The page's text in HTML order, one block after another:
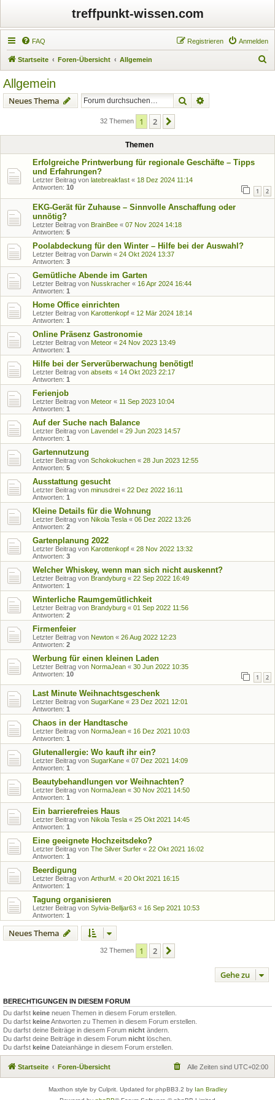
treffpunkt-wissen.com
FAQ Anmelden
Registrieren
Startseite Foren-Übersicht Allgemein
Allgemein
Neues Thema Suche
32 Themen 1 2
Themen
Erfolgreiche Printwerbung für regionale Geschäfte – Tipps
und Erfahrungen?
Letzter Beitrag von latebreakfast « 18 Dez 2024 11:14
Antworten: 10 1 2
EKG-Gerät für Zuhause – Sinnvolle Anschaffung oder
unnötig?
Letzter Beitrag von BrainBee « 07 Nov 2024 14:18
Antworten: 5
Poolabdeckung für den Winter – Hilfe bei der Auswahl?
Letzter Beitrag von Darwin « 24 Okt 2024 13:37
Antworten: 3
Gemütliche Abende im Garten
Letzter Beitrag von Nusskracher « 16 Apr 2024 16:44
Antworten: 1
Home Office einrichten
Letzter Beitrag von Karottenkopf « 12 Mär 2024 18:14
Antworten: 1
Online Präsenz Gastronomie
Letzter Beitrag von Meteor « 24 Nov 2023 13:49
Antworten: 1
Hilfe bei der Serverüberwachung benötigt!
Letzter Beitrag von abseits « 14 Okt 2023 22:17
Antworten: 1
Ferienjob
Letzter Beitrag von Meteor « 11 Sep 2023 10:04
Antworten: 1
Auf der Suche nach Balance
Letzter Beitrag von Lavendel « 29 Jun 2023 14:57
Antworten: 1
Gartennutzung
Letzter Beitrag von Schokokuchen « 28 Jun 2023 12:55
Antworten: 5
Ausstattung gesucht
Letzter Beitrag von minusdrei « 22 Dez 2022 16:11
Antworten: 1
Kleine Details für die Wohnung
Letzter Beitrag von Nikola Tesla « 06 Dez 2022 13:26
Antworten: 2
Gartenplanung 2022
Letzter Beitrag von Karottenkopf « 28 Nov 2022 13:32
Antworten: 3
Welcher Whiskey, wenn man sich nicht auskennt?
Letzter Beitrag von Brandyburg « 22 Sep 2022 16:49
Antworten: 1
Winterliche Raumgemütlichkeit
Letzter Beitrag von Brandyburg « 01 Sep 2022 11:56
Antworten: 2
Firmenfeier
Letzter Beitrag von Newton « 26 Aug 2022 12:23
Antworten: 2
Werbung für einen kleinen Laden
Letzter Beitrag von NormaJean « 30 Jun 2022 10:35
Antworten: 10 1 2
Last Minute Weihnachtsgeschenk
Letzter Beitrag von SugarKane « 23 Dez 2021 12:01
Antworten: 1
Chaos in der Handtasche
Letzter Beitrag von NormaJean « 16 Dez 2021 10:03
Antworten: 1
Glutenallergie: Wo kauft ihr ein?
Letzter Beitrag von SugarKane « 07 Dez 2021 14:09
Antworten: 1
Beautybehandlungen vor Weihnachten?
Letzter Beitrag von NormaJean « 30 Nov 2021 14:50
Antworten: 1
Ein barrierefreies Haus
Letzter Beitrag von Nikola Tesla « 25 Okt 2021 14:45
Antworten: 1
Eine geeignete Hochzeitsdeko?
Letzter Beitrag von The Silver Surfer « 22 Okt 2021 16:02
Antworten: 1
Beerdigung
Letzter Beitrag von ArthurM. « 20 Okt 2021 16:15
Antworten: 1
Tagung organisieren
Letzter Beitrag von Sylvia-Belljar63 « 16 Sep 2021 10:53
Antworten: 1
Neues Thema
32 Themen 1 2
Gehe zu
BERECHTIGUNGEN IN DIESEM FORUM
Du darfst keine neuen Themen in diesem Forum erstellen.
Du darfst keineAntworten zu Themen in diesem Forum erstellen.
Du darfst deine Beiträge in diesem Forum nicht ändern.
Du darfst deine Beiträge in diesem Forum nicht löschen.
Du darfst keine Dateianhänge in diesem Forum erstellen.
Startseite Foren-Übersicht Alle Zeiten sind UTC+02:00
Maxthon style by Culprit. Updated for phpBB3.2 by Ian Bradley